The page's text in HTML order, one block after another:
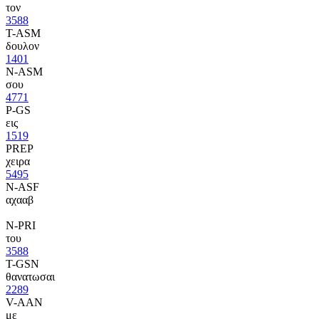
τον
3588
T-ASM
δουλον
1401
N-ASM
σου
4771
P-GS
εις
1519
PREP
χειρα
5495
N-ASF
αχααβ
N-PRI
του
3588
T-GSN
θανατωσαι
2289
V-AAN
με